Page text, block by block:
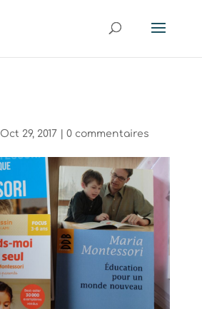
Oct 29, 2017 0 commentaires